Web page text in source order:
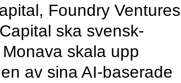
Foundry Ventures
ska svensk-
skala upp
av sina AI-baserade